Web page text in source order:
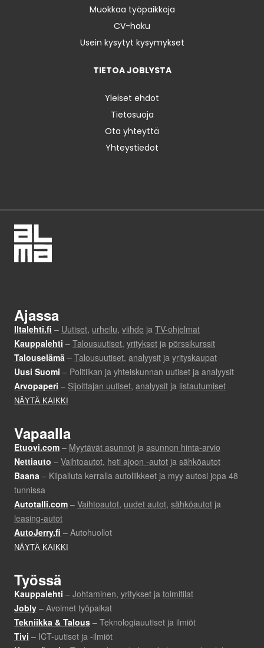
Muokkaa työpaikkoja
CV-haku
Usein kysytyt kysymykset
TIETOA JOBLYSTA
Yleiset ehdot
Tietosuoja
Ota yhteyttä
Yhteystiedot